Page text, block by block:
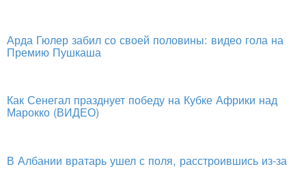
Арда Гюлер забил со своей половины: видео гола на
Премию Пушкаша
Как Сенегал празднует победу на Кубке Африки над
Марокко (ВИДЕО)
В Албании вратарь ушел с поля, расстроившись из-за